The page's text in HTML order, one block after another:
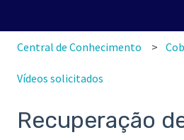
Central de Conhecimento
Vídeos solicitados
Recuperação